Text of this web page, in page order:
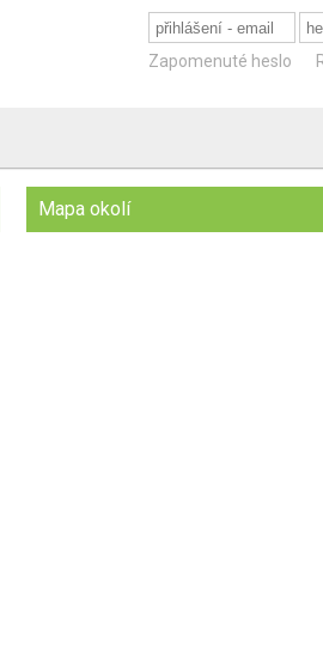
Zapomenuté heslo
Mapa okolí